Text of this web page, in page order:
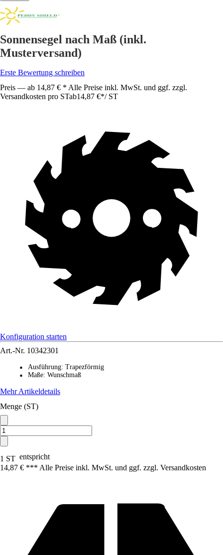
Sonnensegel nach Maß (inkl.
Musterversand)
Erste Bewertung schreiben
Preis — ab 14,87 € * Alle Preise inkl. MwSt. und ggf. zzgl.
Versandkosten pro STab14,87 €*/ ST
Konfiguration starten
Art.-Nr. 10342301
■ Ausführung: Trapezförmig
■ Maße: Wunschmaß
Mehr Artikeldetails
Menge (ST)
1 ST entspricht
14,87 € *** Alle Preise inkl. MwSt. und ggf. zzgl. Versandkosten